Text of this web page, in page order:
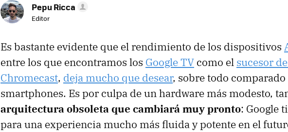
Pepu Ricca
Editor
Es bastante evidente que el rendimiento de los dispositivos
entre los que encontramos los Google TV como el sucesor
Chromecast, deja mucho que desear, sobre todo comparado
smartphones. Es por culpa de un hardware más modesto,
arquitectura obsoleta que cambiará muy pronto: Google
para una experiencia mucho más fluida y potente en el